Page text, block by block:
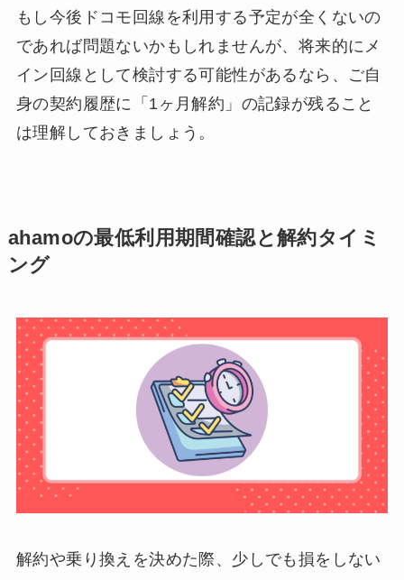
もし今後ドコモ回線を利用する予定が全くないの
であれば問題ないかもしれませんが、将来的にメ
イン回線として検討する可能性があるなら、ご自
身の契約履歴に「1ヶ月解約」の記録が残ること
は理解しておきましょう。
ahamoの最低利用期間確認と解約タイミ
ング
解約や乗り換えを決めた際、少しでも損をしない